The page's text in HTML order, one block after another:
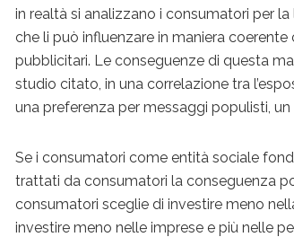
in realtà si analizzano i consumatori per
che li può influenzare in maniera
pubblicitari. Le conseguenze di questa
studio citato, in una correlazione tra
una preferenza per messaggi populisti,
Se i consumatori come entità sociale
trattati da consumatori la conseguenza
consumatori sceglie di investire meno
investire meno nelle imprese e più nelle